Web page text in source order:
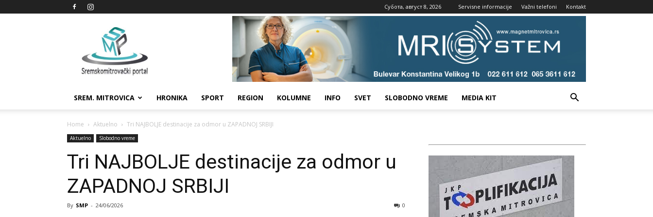
Субота, август 8, 2026 Servisne informacije Važni telefoni Kontakt
Sremskomitrovački
portal
SREM. MITROVICA HRONIKA SPORT REGION KOLUMNE INFO SVET SLOBODNO VREME MEDIA KIT
Home Aktuelno Tri NAJBOLJE destinacije za odmor u ZAPADNOJ SRBIJI
Aktuelno Slobodno vreme
Tri NAJBOLJE destinacije za odmor u
ZAPADNOJ SRBIJI
By SMP - 24/06/2026 0